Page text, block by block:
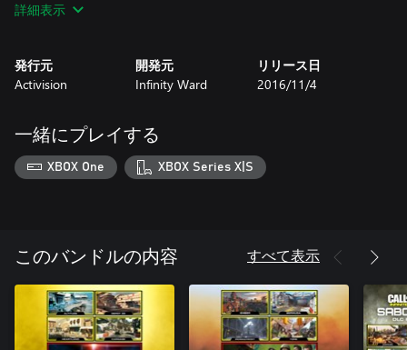
and CALL OF DUTY INFINITE WARFARE are trademarks of
詳細表示
発行元
Activision
開発元
Infinity Ward
リリース日
2016/11/4
一緒にプレイする
XBOX One XBOX Series X|S
このバンドルの内容 すべて表示